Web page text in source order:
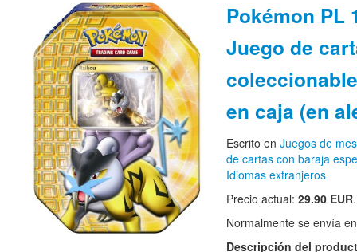
Pokémon PL
Juego de
en caja (en
Escrito en Juegos de
de cartas con baraja
Idiomas extranjeros
Precio actual: 29.90 EUR.
Normalmente se envía
Descripción del